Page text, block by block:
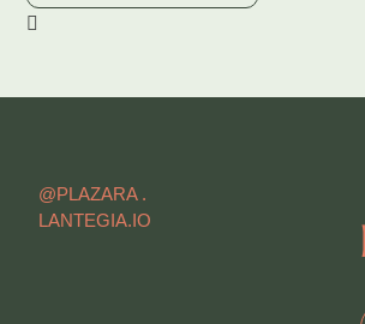
@PLAZARA .
LANTEGIA.IO